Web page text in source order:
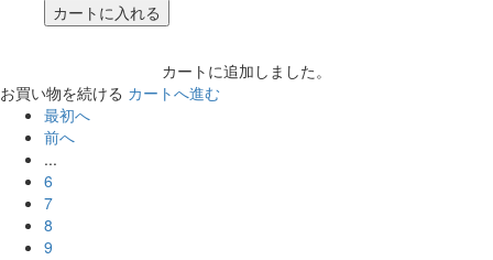
カートに入れる
カートに追加しました。
お買い物を続ける カートへ進む
最初へ
前へ
...
6
7
8
9